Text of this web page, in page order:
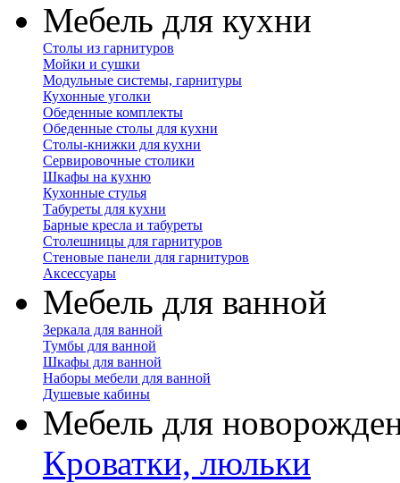
Мебель для кухни
Столы из гарнитуров
Мойки и сушки
Модульные системы, гарнитуры
Кухонные уголки
Обеденные комплекты
Обеденные столы для кухни
Столы-книжки для кухни
Сервировочные столики
Шкафы на кухню
Кухонные стулья
Табуреты для кухни
Барные кресла и табуреты
Столешницы для гарнитуров
Стеновые панели для гарнитуров
Аксессуары
Мебель для ванной
Зеркала для ванной
Тумбы для ванной
Шкафы для ванной
Наборы мебели для ванной
Душевые кабины
Мебель для
Кроватки, люльки